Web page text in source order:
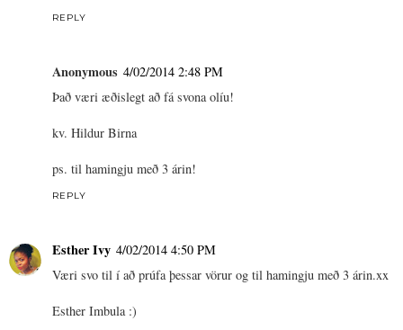
REPLY
Anonymous 4/02/2014 2:48 PM
Það væri æðislegt að fá svona olíu!
kv. Hildur Birna
ps. til hamingju með 3 árin!
REPLY
Esther Ivy 4/02/2014 4:50 PM
Væri svo til í að prúfa þessar vörur og til hamingju með 3 árin.xx
Esther Imbula :)